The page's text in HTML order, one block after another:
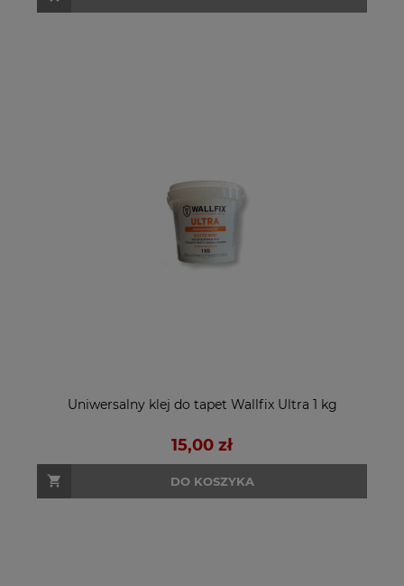
Uniwersalny klej do tapet Wallfix Ultra 1 kg
15,00 zł
DO KOSZYKA